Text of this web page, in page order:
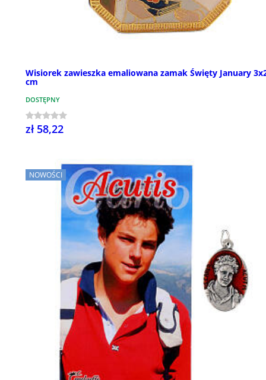
Wisiorek zawieszka emaliowana zamak Święty January
cm
DOSTĘPNY
zł 58,22
NOWOŚCI